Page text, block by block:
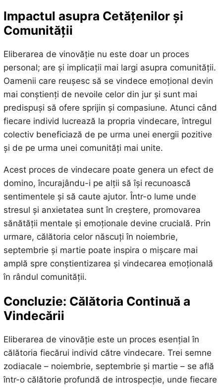
Impactul asupra Cetățenilor și
Comunității
Eliberarea de vinovăție nu este doar un proces
personal; are și implicații mai largi asupra comunității.
Oamenii care reușesc să se vindece emoțional devin
mai conștienți de nevoile celor din jur și sunt mai
predispuși să ofere sprijin și compasiune. Atunci când
fiecare individ lucrează la propria vindecare, întregul
colectiv beneficiază de pe urma unei energii pozitive
și de pe urma unei comunități mai unite.
Acest proces de vindecare poate genera un efect de
domino, încurajându-i pe alții să își recunoască
sentimentele și să caute ajutor. Într-o lume unde
stresul și anxietatea sunt în creștere, promovarea
sănătății mentale și emoționale devine crucială. Prin
urmare, călătoria celor născuți în noiembrie,
septembrie și martie poate inspira o mișcare mai
amplă spre conștientizarea și vindecarea emoțională
în rândul comunității.
Concluzie: Călătoria Continuă a
Vindecării
Eliberarea de vinovăție este un proces esențial în
călătoria fiecărui individ către vindecare. Trei semne
zodiacale – noiembrie, septembrie și martie – se află
într-o călătorie profundă de introspecție, unde fiecare